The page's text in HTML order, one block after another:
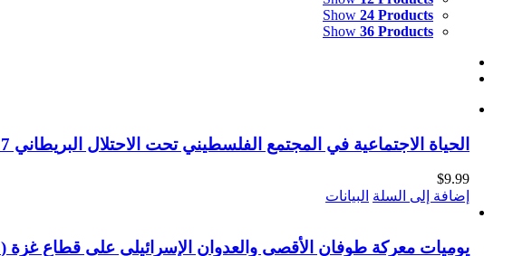
Show 24 Products
Show 36 Products
الحياة الاجتماعية في المجتمع الفلسطيني تحت الاحتلال البريطاني 1917-1948
$9.99
إضافة إلى السلة البيانات
يوميات معركة طوفان الأقصى والعدوان الإسرائيلي على قطاع غزة (1-4-2024_19-1-2025) (الجزء الثاني)(النسخة الإلكترونية)